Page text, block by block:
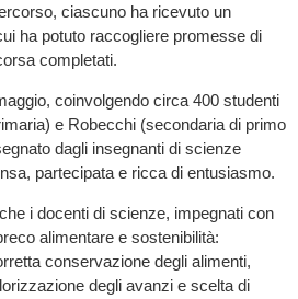
ciascuno ha ricevuto un
ha potuto raccogliere promesse di
completati.
coinvolgendo circa 400 studenti
e Robecchi (secondaria di primo
dagli insegnanti di scienze
partecipata e ricca di entusiasmo.
i docenti di scienze, impegnati con
alimentare e sostenibilità:
conservazione degli alimenti,
degli avanzi e scelta di